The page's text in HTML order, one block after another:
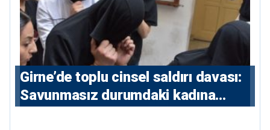
Girne’de toplu cinsel saldırı davası:
Savunmasız durumdaki kadına